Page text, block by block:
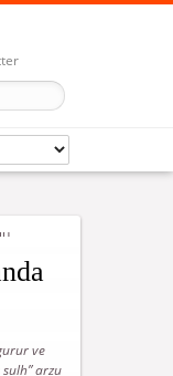
ve
arzu